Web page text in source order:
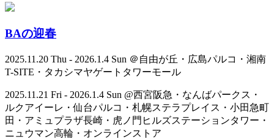
BAの迎春
2025.11.20 Thu - 2026.1.4 Sun ＠自由が丘・広島パルコ・湘南
T-SITE・タカシマヤゲートタワーモール
2025.11.21 Fri - 2026.1.4 Sun @西宮阪急・なんばパークス・
ルクアイーレ・仙台パルコ・札幌ステラプレイス・小田急町
田・アミュプラザ長崎・虎ノ門ヒルズステーションタワー・
ニュウマン高輪・オンラインストア